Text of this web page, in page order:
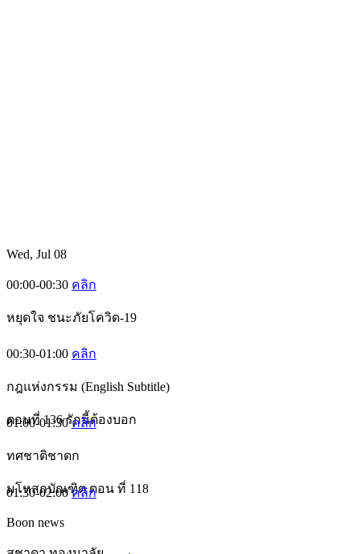
Wed, Jul 08
00:00-00:30 คลิก
หยุดใจ ชนะภัยโควิด-19
00:30-01:00 คลิก
กฎแห่งกรรม (English Subtitle)
ตอนที่ 136 รักนี้ต้องบอก
01:00-01:30คลิก
ทศชาติชาดก
มโหสถบัณฑิต ตอน ที่ 118
01:30-02:00คลิก
Boon news